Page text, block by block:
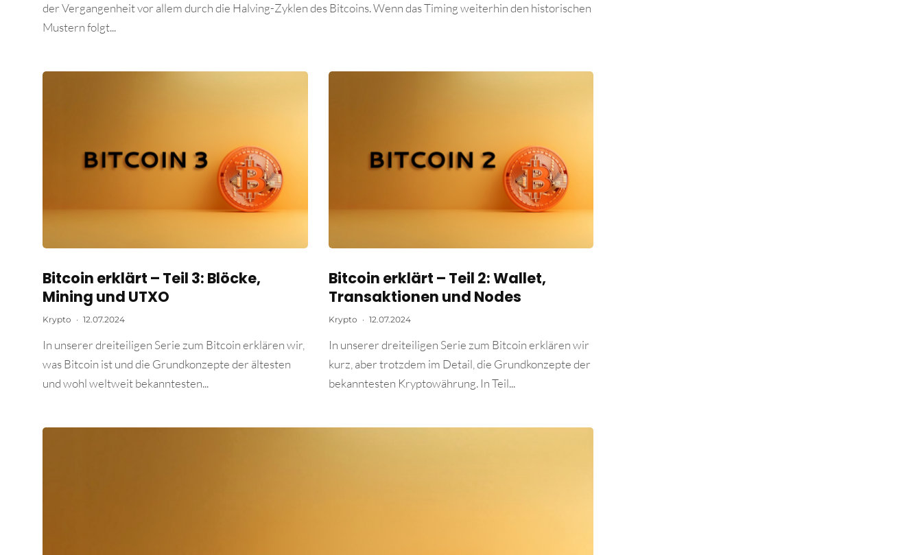
der Vergangenheit vor allem durch die Halving-Zyklen des Bitcoins. Wenn das Timing weiterhin den historischen
Mustern folgt...
Bitcoin erklärt – Teil 3: Blöcke,
Mining und UTXO
Krypto · 12.07.2024
In unserer dreiteiligen Serie zum Bitcoin erklären wir,
was Bitcoin ist und die Grundkonzepte der ältesten
und wohl weltweit bekanntesten...
Bitcoin erklärt – Teil 2: Wallet,
Transaktionen und Nodes
Krypto · 12.07.2024
In unserer dreiteiligen Serie zum Bitcoin erklären wir
kurz, aber trotzdem im Detail, die Grundkonzepte der
bekanntesten Kryptowährung. In Teil...